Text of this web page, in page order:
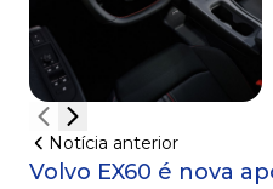
Notícia anterior
Volvo EX60 é nova